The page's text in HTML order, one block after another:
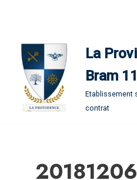
contenu
La
Bram
Etablissement
contrat